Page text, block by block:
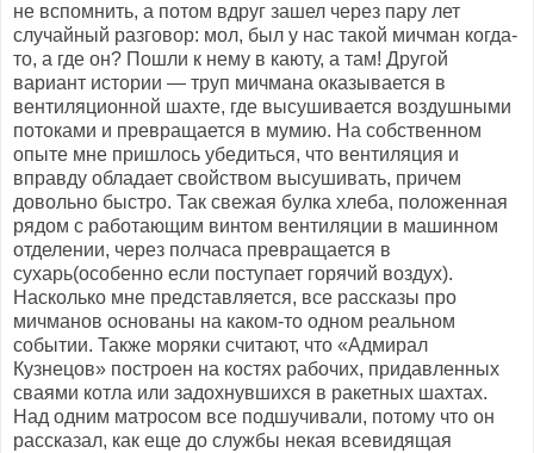
не вспомнить, а потом вдруг зашел через пару лет
случайный разговор: мол, был у нас такой мичман когда-
то, а где он? Пошли к нему в каюту, а там! Другой
вариант истории — труп мичмана оказывается в
вентиляционной шахте, где высушивается воздушными
потоками и превращается в мумию. На собственном
опыте мне пришлось убедиться, что вентиляция и
вправду обладает свойством высушивать, причем
довольно быстро. Так свежая булка хлеба, положенная
рядом с работающим винтом вентиляции в машинном
отделении, через полчаса превращается в
сухарь(особенно если поступает горячий воздух).
Насколько мне представляется, все рассказы про
мичманов основаны на каком-то одном реальном
событии. Также моряки считают, что «Адмирал
Кузнецов» построен на костях рабочих, придавленных
сваями котла или задохнувшихся в ракетных шахтах.
Над одним матросом все подшучивали, потому что он
рассказал, как еще до службы некая всевидящая